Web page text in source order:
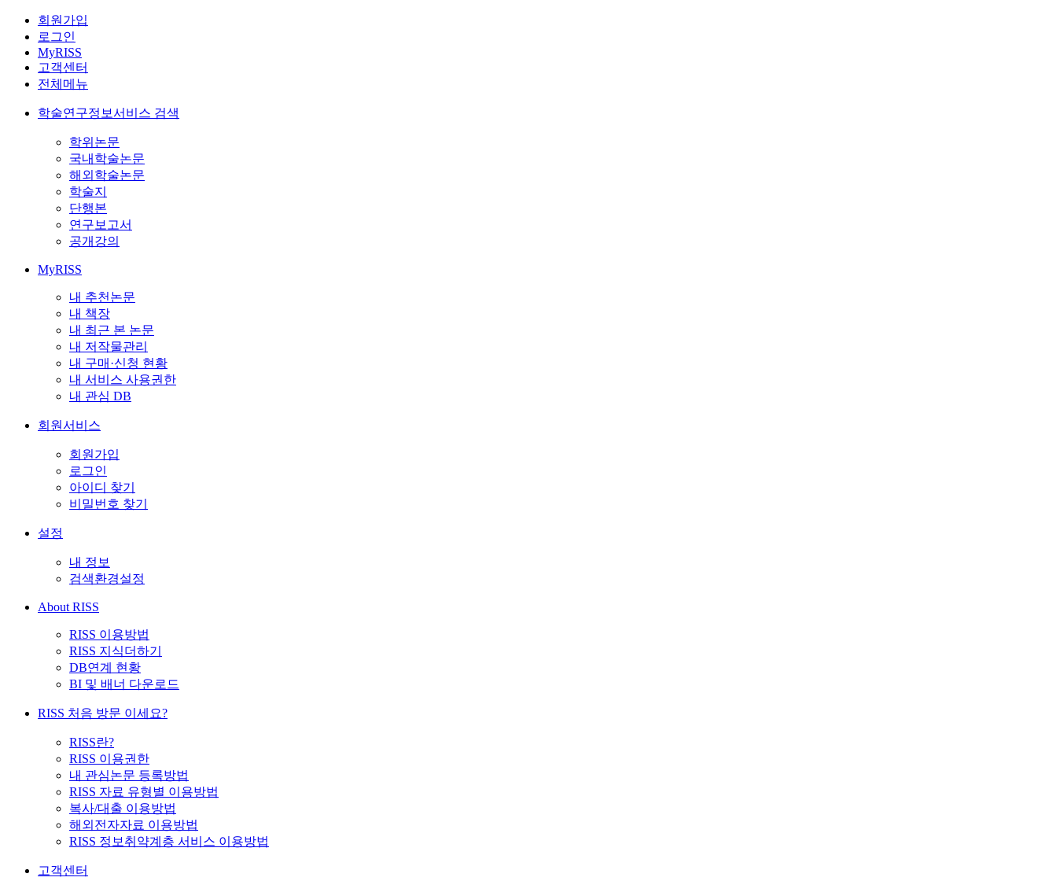
회원가입
로그인
MyRISS
고객센터
전체메뉴
학술연구정보서비스 검색
학위논문
국내학술논문
해외학술논문
학술지
단행본
연구보고서
공개강의
MyRISS
내 추천논문
내 책장
내 최근 본 논문
내 저작물관리
내 구매·신청 현황
내 서비스 사용권한
내 관심 DB
회원서비스
회원가입
로그인
아이디 찾기
비밀번호 찾기
설정
내 정보
검색환경설정
About RISS
RISS 이용방법
RISS 지식더하기
DB연계 현황
BI 및 배너 다운로드
RISS 처음 방문 이세요?
RISS란?
RISS 이용권한
내 관심논문 등록방법
RISS 자료 유형별 이용방법
복사/대출 이용방법
해외전자자료 이용방법
RISS 정보취약계층 서비스 이용방법
고객센터